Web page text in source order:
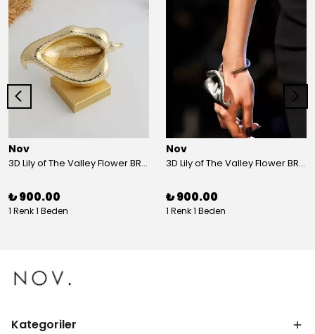
Nov
3D Lily of The Valley Flower BRACELET G
₺ 900.00
1 Renk 1 Beden
Nov
3D Lily of The Valley Flower BRACELET S
₺ 900.00
1 Renk 1 Beden
Kategoriler